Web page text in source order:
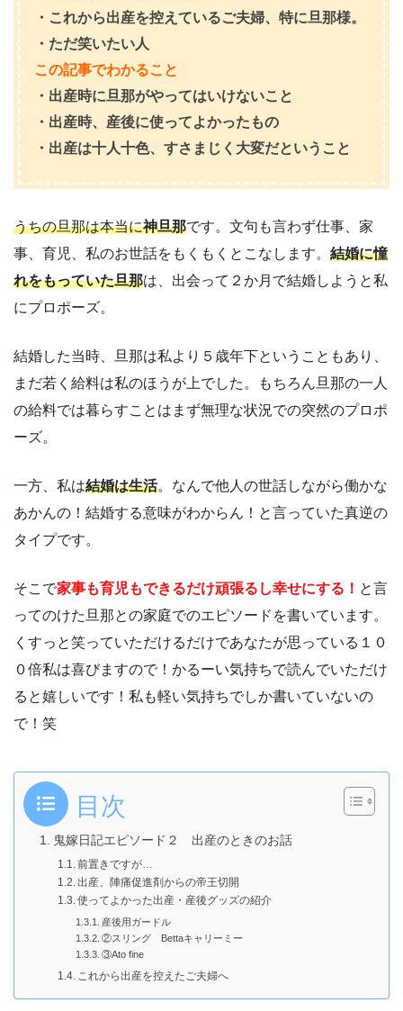
・これから出産を控えているご夫婦、特に旦那様。
・ただ笑いたい人
この記事でわかること
・出産時に旦那がやってはいけないこと
・出産時、産後に使ってよかったもの
・出産は十人十色、すさまじく大変だということ
うちの旦那は本当に神旦那です。文句も言わず仕事、家
事、育児、私のお世話をもくもくとこなします。 結婚に憧
れをもっていた旦那は、出会って２か月で結婚しようと私
にプロポーズ。
結婚した当時、旦那は私より５歳年下ということもあり、
まだ若く給料は私のほうが上でした。もちろん旦那の一人
の給料では暮らすことはまず無理な状況での突然のプロポ
ーズ。
一方、私は結婚は生活。なんで他人の世話しながら働かな
あかんの！結婚する意味がわからん！と言っていた真逆の
タイプです。
そこで家事も育児もできるだけ頑張るし幸せにする！ と言
ってのけた旦那との家庭でのエピソードを書いています。
くすっと笑っていただけるだけであなたが思っている１０
０倍私は喜びますので！かるーい気持ちで読んでいただけ
ると嬉しいです！私も軽い気持ちでしか書いていないの
で！笑
目次
鬼嫁日記エピソード２ 出産のときのお話
前置きですが…
出産、陣痛促進剤からの帝王切開
使ってよかった出産・産後グッズの紹介
産後用ガードル
②スリング Bettaキャリーミー
③Ato fine
これから出産を控えたご夫婦へ